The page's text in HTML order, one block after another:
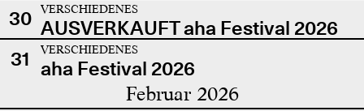
30
VERSCHIEDENES
AUSVERKAUFT aha Festival 2026
31
VERSCHIEDENES
aha Festival 2026
Februar 2026